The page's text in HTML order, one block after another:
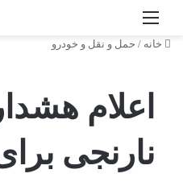
منو
خانه / حمل و نقل و خودرو
اعلام
نارنجی